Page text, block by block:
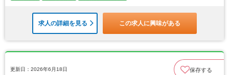
求人の詳細を見る この求人に興味がある
更新日：2026年6月18日 保存する